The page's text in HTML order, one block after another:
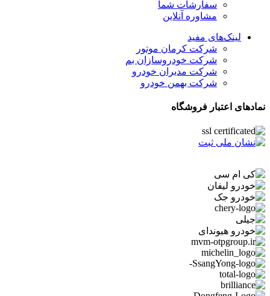
سفارشات شما
مشاوره آنلاین
لینک‌های مفید
شرکت کرمان موتور
شرکت خودروسازان بم
شرکت مدیران خودرو
شرکت بهمن خودرو
نمادهای اعتبار فروشگاه